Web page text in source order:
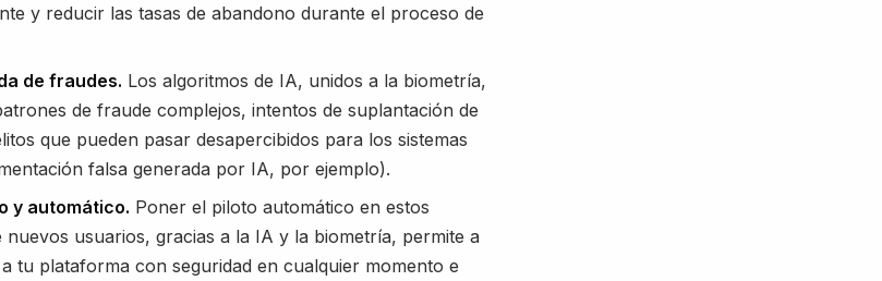
y reducir las tasas de abandono durante el proceso de
de fraudes. Los algoritmos de IA, unidos a la biometría,
de fraude complejos, intentos de suplantación de
que pueden pasar desapercibidos para los sistemas
falsa generada por IA, por ejemplo).
y automático. Poner el piloto automático en estos
nuevos usuarios, gracias a la IA y la biometría, permite a
tu plataforma con seguridad en cualquier momento e